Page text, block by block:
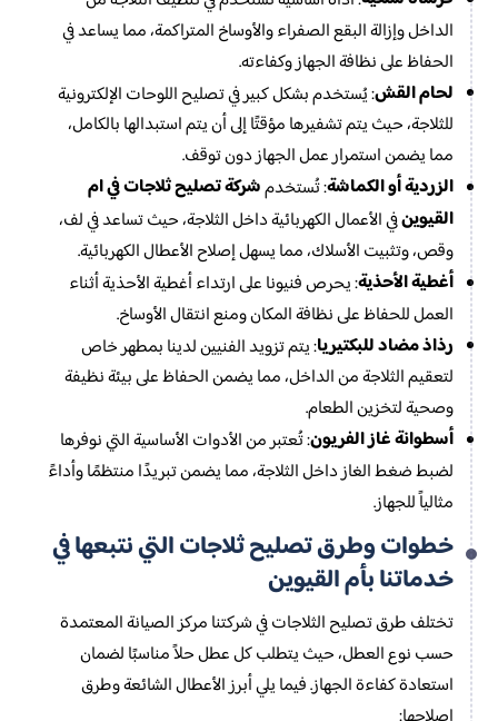
الداخل وإزالة البقع الصفراء والأوساخ المتراكمة، مما يساعد في
الحفاظ على نظافة الجهاز وكفاءته.
لحام القش: يُستخدم بشكل كبير في تصليح اللوحات الإلكترونية
للثلاجة، حيث يتم تشفيرها مؤقتًا إلى أن يتم استبدالها بالكامل،
مما يضمن استمرار عمل الجهاز دون توقف.
الزردية أو الكماشة: تُستخدمشركة تصليح ثلاجات في ام
القيوينفي الأعمال الكهربائية داخل الثلاجة، حيث تساعد في لف،
وقص، وتثبيت الأسلاك، مما يسهل إصلاح الأعطال الكهربائية.
أغطية الأحذية: يحرص فنيونا على ارتداء أغطية الأحذية أثناء
العمل للحفاظ على نظافة المكان ومنع انتقال الأوساخ.
رذاذ مضاد للبكتيريا: يتم تزويد الفنيين لدينا بمطهر خاص
لتعقيم الثلاجة من الداخل، مما يضمن الحفاظ على بيئة نظيفة
وصحية لتخزين الطعام.
أسطوانة غاز الفريون: تُعتبر من الأدوات الأساسية التي نوفرها
لضبط ضغط الغاز داخل الثلاجة، مما يضمن تبريدًا منتظمًا وأداءً
مثالياً للجهاز.
خطوات وطرق تصليح ثلاجات التي نتبعها في
خدماتنا بأم القيوين
تختلف طرق تصليح الثلاجات في شركتنا مركز الصيانة المعتمدة
حسب نوع العطل، حيث يتطلب كل عطل حلاً مناسبًا لضمان
استعادة كفاءة الجهاز. فيما يلي أبرز الأعطال الشائعة وطرق